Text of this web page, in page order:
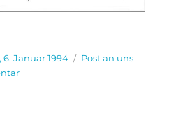
Januar 1994 Kategorien
Post an uns
zu